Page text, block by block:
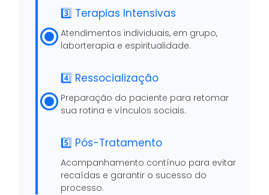
3️⃣ Terapias Intensivas
Atendimentos individuais, em grupo,
laborterapia e espiritualidade.
4️⃣ Ressocialização
Preparação do paciente para retomar
sua rotina e vínculos sociais.
5️⃣ Pós-Tratamento
Acompanhamento contínuo para evitar
recaídas e garantir o sucesso do
processo.